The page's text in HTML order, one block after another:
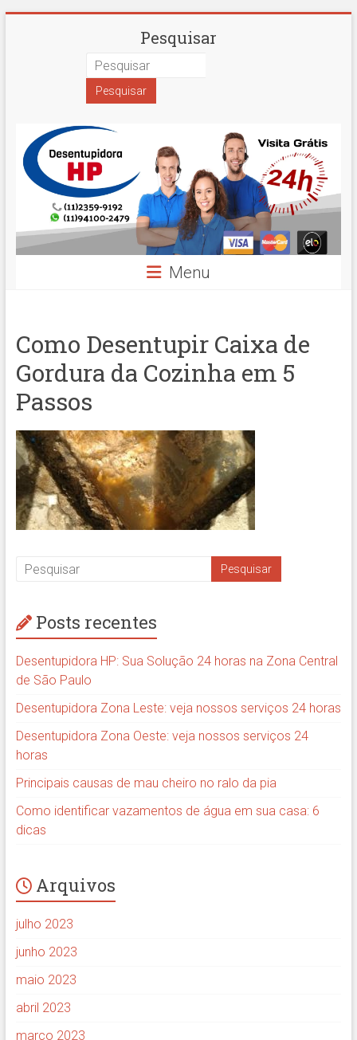
Desentupidora
Paulo
Hidro
Prime
Pesquisar
Menu
Como Desentupir Caixa de
Gordura da Cozinha em 5
Passos
Posts recentes
Desentupidora HP: Sua Solução 24 horas na Zona Central
de São Paulo
Desentupidora Zona Leste: veja nossos serviços 24 horas
Desentupidora Zona Oeste: veja nossos serviços 24
horas
Principais causas de mau cheiro no ralo da pia
Como identificar vazamentos de água em sua casa: 6
dicas
Arquivos
julho 2023
junho 2023
maio 2023
abril 2023
março 2023